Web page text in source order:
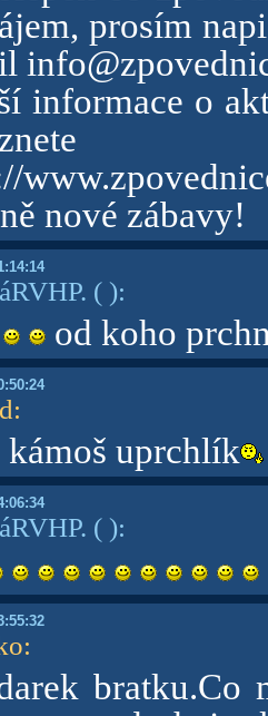
prosím
informace o
nové zábavy!
( ):
od koho
:
kámoš uprchlík
( ):
:
bratku.Co